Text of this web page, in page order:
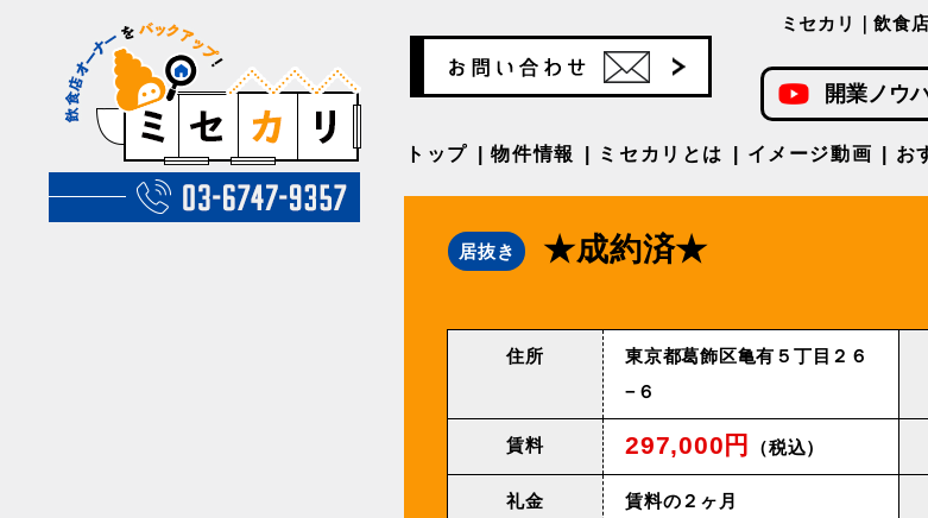
ミセカリ｜飲食
開業ノウ
トップ 物件情報 ミセカリとは イメージ動画 お
居抜き ★成約済★
住所
東京都葛飾区亀有５丁目２６
−６
賃料 297,000円 （税込）
礼金 賃料の２ヶ月